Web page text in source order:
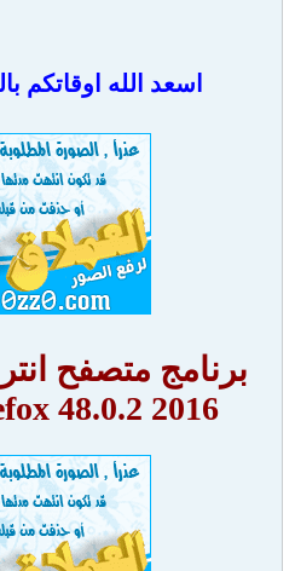
اسعد الله اوقاتكم
برنامج متصفح
2016 48.0.2 Mozilla Firefox